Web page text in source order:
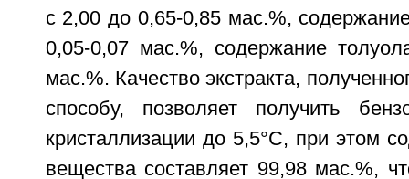
с 2,00 до 0,65-0,85 мас.%,
0,05-0,07 мас.%, содержание
мас.%. Качество экстракта,
способу, позволяет получить
кристаллизации до 5,5°C, при этом
вещества составляет 99,98 мас.%,